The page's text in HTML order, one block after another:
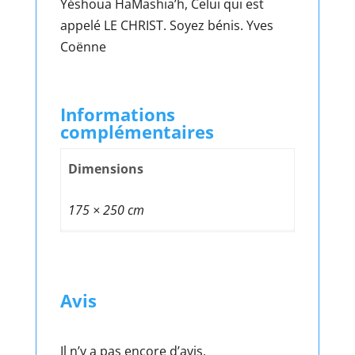
Yéshoua HaMashia’h, Celui qui est
appelé LE CHRIST. Soyez bénis. Yves
Coënne
Informations
complémentaires
Dimensions
175 × 250 cm
Avis
Il n’y a pas encore d’avis.